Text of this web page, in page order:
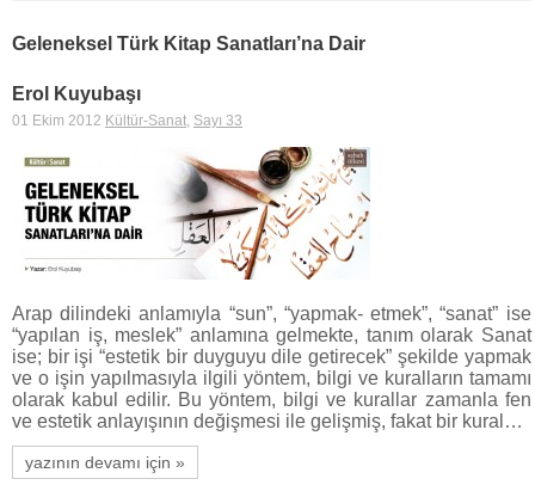
Geleneksel Türk Kitap Sanatları’na Dair
Erol Kuyubaşı
01 Ekim 2012 Kültür-Sanat, Sayı 33
Arap dilindeki anlamıyla “sun”, “yapmak- etmek”, “sanat” ise
“yapılan iş, meslek” anlamına gelmekte, tanım olarak Sanat
ise; bir işi “estetik bir duyguyu dile getirecek” şekilde yapmak
ve o işin yapılmasıyla ilgili yöntem, bilgi ve kuralların tamamı
olarak kabul edilir. Bu yöntem, bilgi ve kurallar zamanla fen
ve estetik anlayışının değişmesi ile gelişmiş, fakat bir kural…
yazının devamı için »